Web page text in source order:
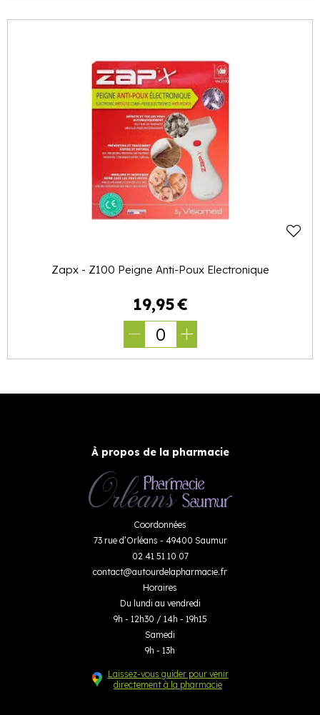
Zapx - Z100 Peigne Anti-Poux Electronique
19,95€
0
À propos de la pharmacie
Coordonnées
73 rue d’Orléans - 49400 Saumur
02 41 51 10 07
contact@autourdelapharmacie.fr
Horaires
Du lundi au vendredi
9h - 12h30 / 14h - 19h15
Samedi
9h - 13h
Laissez-vous guider pour venir
directement à la pharmacie